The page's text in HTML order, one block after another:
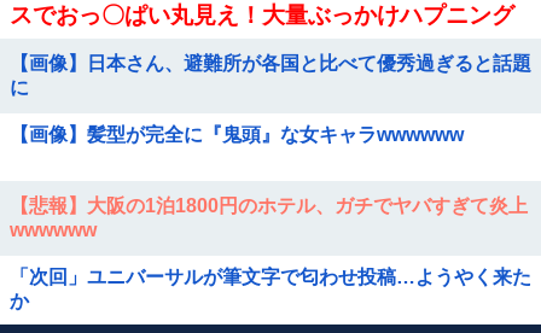
スでおっ〇ぱい丸見え！大量ぶっかけハプニング
【画像】日本さん、避難所が各国と比べて優秀過ぎると話題
に
【画像】髪型が完全に『鬼頭』な女キャラwwwwww
【悲報】大阪の1泊1800円のホテル、ガチでヤバすぎて炎上
wwwwww
「次回」ユニバーサルが筆文字で匂わせ投稿…ようやく来た
か